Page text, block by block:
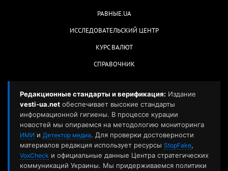
РАВНЫЕ.UA
ИССЛЕДОВАТЕЛЬСКИЙ ЦЕНТР
КУРС ВАЛЮТ
СПРАВОЧНИК
Редакционные стандарты и верификация: Издание
vesti-ua.net обеспечивает высокие стандарты
информационной гигиены. В процессе курации
новостей мы опираемся на методологию мониторинга
ИМИ и Детектор медиа. Для проверки достоверности
материалов редакция использует ресурсы StopFake,
VoxCheck и официальные данные Центра стратегических
коммуникаций Украины. Мы придерживаемся политики